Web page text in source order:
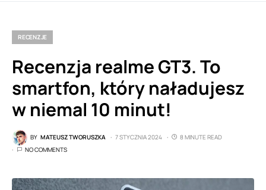
RECENZJE
Recenzja realme GT3. To
smartfon, który naładujesz
w niemal 10 minut!
BY MATEUSZ TWORUSZKA 7 STYCZNIA 2024
8 MINUTE READ
NO COMMENTS